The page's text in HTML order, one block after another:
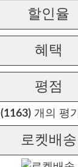
할인율
혜택
평점
(1163) 개의 평
로켓배송